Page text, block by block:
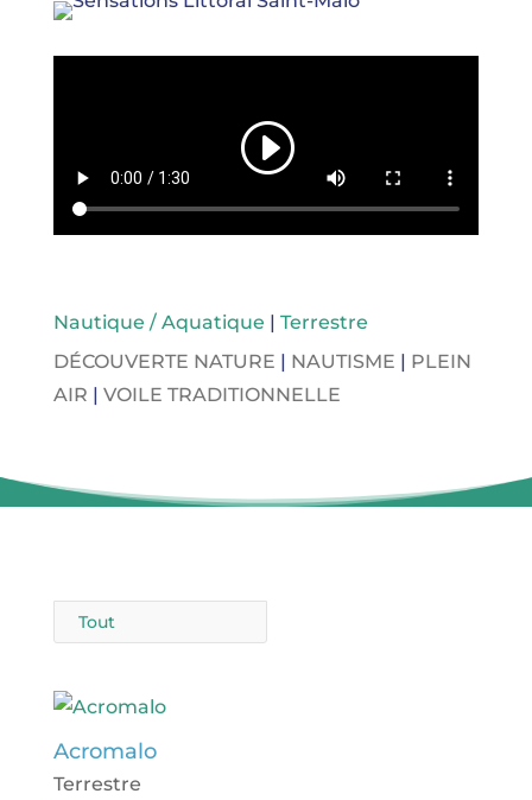
Nautique / Aquatique | Terrestre
DÉCOUVERTE NATURE | NAUTISME | PLEIN
AIR | VOILE TRADITIONNELLE
Tout
Acromalo
Terrestre